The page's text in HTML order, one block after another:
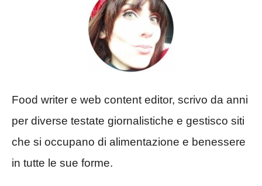
Food writer e web content editor, scrivo da anni
per diverse testate giornalistiche e gestisco siti
che si occupano di alimentazione e benessere
in tutte le sue forme.